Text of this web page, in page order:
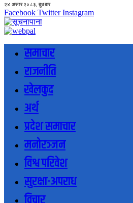
२४ असार २०८३, बुधबार
Facebook Twitter Instagram
समाचार
राजनीति
खेलकुद
अर्थ
प्रदेश समाचार
मनोरञ्जन
विश्व परिवेश
सुरक्षा-अपराध